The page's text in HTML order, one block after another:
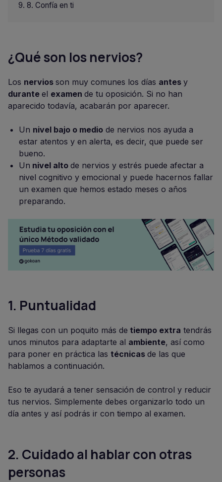
8. Confía en ti
¿Qué son los nervios?
Los nervios son muy comunes los días antes y
durante el examen de tu oposición. Si no han
aparecido todavía, acabarán por aparecer.
Un nivel bajo o medio de nervios nos ayuda a
estar atentos y en alerta, es decir, que puede ser
bueno.
Un nivel alto de nervios y estrés puede afectar a
nivel cognitivo y emocional y puede hacernos fallar
un examen que hemos estado meses o años
preparando.
1. Puntualidad
Si llegas con un poquito más de tiempo extra tendrás
unos minutos para adaptarte al ambiente, así como
para poner en práctica las técnicas de las que
hablamos a continuación.
Eso te ayudará a tener sensación de control y reducir
tus nervios. Simplemente debes organizarlo todo un
día antes y así podrás ir con tiempo al examen.
2. Cuidado al hablar con otras
personas